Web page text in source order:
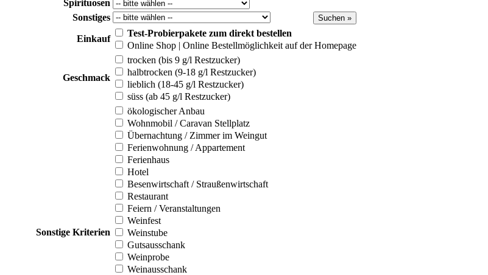
Spirituosen
Sonstiges
Einkauf
Test-Probierpakete zum direkt bestellen
Online Shop | Online Bestellmöglichkeit auf der Homepage
Geschmack
trocken (bis 9 g/l Restzucker)
halbtrocken (9-18 g/l Restzucker)
lieblich (18-45 g/l Restzucker)
süss (ab 45 g/l Restzucker)
Sonstige Kriterien
ökologischer Anbau
Wohnmobil / Caravan Stellplatz
Übernachtung / Zimmer im Weingut
Ferienwohnung / Appartement
Ferienhaus
Hotel
Besenwirtschaft / Straußenwirtschaft
Restaurant
Feiern / Veranstaltungen
Weinfest
Weinstube
Gutsausschank
Weinprobe
Weinausschank